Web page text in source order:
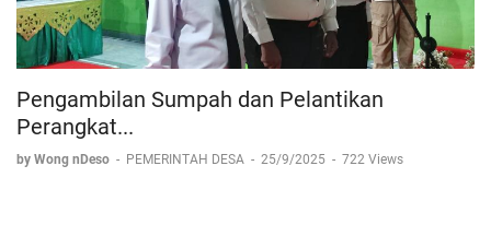
Pengambilan Sumpah dan Pelantikan
Perangkat...
by Wong nDeso - PEMERINTAH DESA - 25/9/2025 - 722 Views